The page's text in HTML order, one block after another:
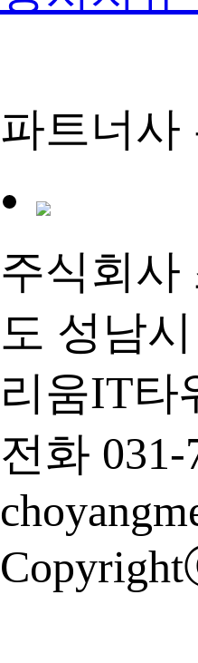
파트너사
주식회
도 성남
리움IT타
전화 031-